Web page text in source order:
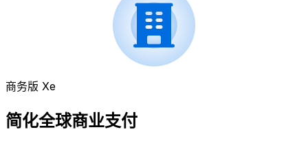
商务版 Xe
简化全球商业支付